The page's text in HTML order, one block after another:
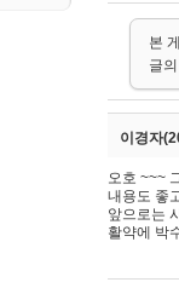
본
글
이경자
오호 ~~~
내용도 좋
앞으로는
활약에 박